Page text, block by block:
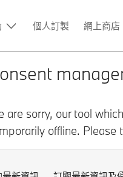
個人訂製 網上商店